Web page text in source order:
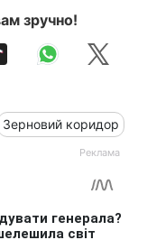
зручно!
Зерновий коридор